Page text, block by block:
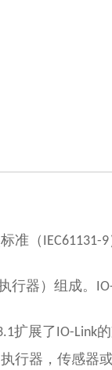
准（
行器）组成。
扩展了IO-Link
执行器，传感器